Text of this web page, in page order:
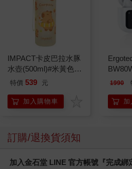
IMPACT卡皮巴拉水豚
水壺(500ml)#米黃色
IM00B18YL
特價 539 元
加入購物車
ANC
1990
加
訂購/退換貨須知
加入金石堂 LINE 官方帳號『完成綁